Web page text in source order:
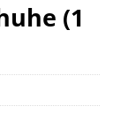
(1